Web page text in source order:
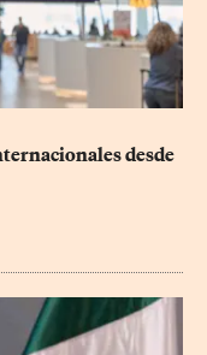
desde